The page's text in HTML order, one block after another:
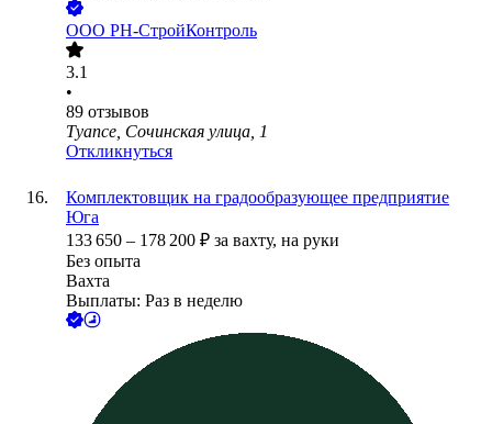
ООО РН-СтройКонтроль
3.1
•
89 отзывов
Туапсе, Сочинская улица, 1
Откликнуться
Комплектовщик на градообразующее предприятие
Юга
133 650 – 178 200 ₽ за вахту, на руки
Без опыта
Вахта
Выплаты: Раз в неделю